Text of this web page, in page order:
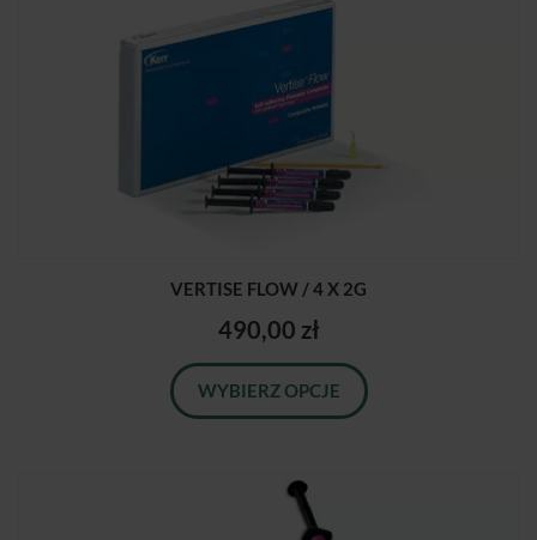
VERTISE FLOW / 4 X 2G
490,00 zł
WYBIERZ OPCJE